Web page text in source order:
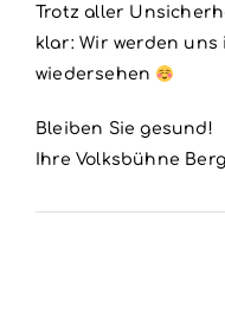
Trotz aller
klar: Wir werden
wiedersehen
Bleiben Sie gesund!
Ihre Volksbühne